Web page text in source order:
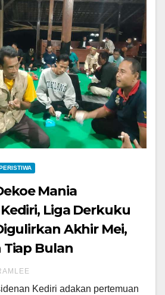
PERISTIWA
Mania
Liga Derkuku
Akhir Mei,
Tiap Bulan
Kediri adakan pertemuan